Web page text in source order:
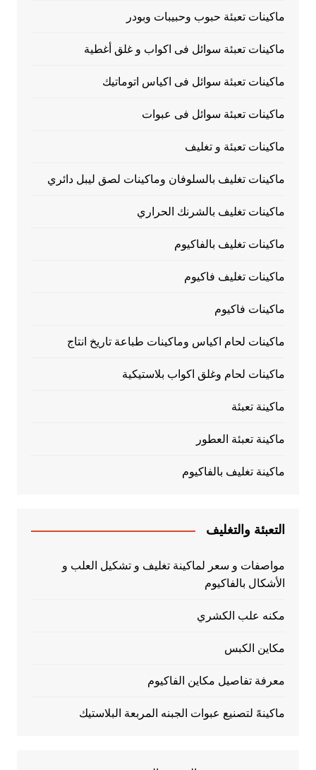
ماكينات تعبئة حبوب وحبيبات وبودر
ماكينات تعبئة سوائل فى اكواب و غلق أغطية
ماكينات تعبئة سوائل فى اكياس اتوماتيك
ماكينات تعبئة سوائل فى عبوات
ماكينات تعبئة و تغليف
ماكينات تغليف بالسلوفان وماكينات لصق ليبل دائري
ماكينات تغليف بالشرنك الحراري
ماكينات تغليف بالفاكيوم
ماكينات تغليف فاكيوم
ماكينات فاكيوم
ماكينات لحام اكياس وماكينات طباعة تاريخ انتاج
ماكينات لحام وغلق اكواب بلاستيكية
ماكينة تعبئة
ماكينة تعبئة العطور
ماكينة تغليف بالفاكيوم
التعبئة والتغليف
مواصفات و سعر لماكينة تغليف و تشكيل العلب و
الأشكال بالفاكيوم
مكنه علب الكشري
مكاين الكبس
معرفة تفاصيل مكاين الفاكيوم
ماكينهً لتصنيع عبوات الجبنه المربعة البلاستيك